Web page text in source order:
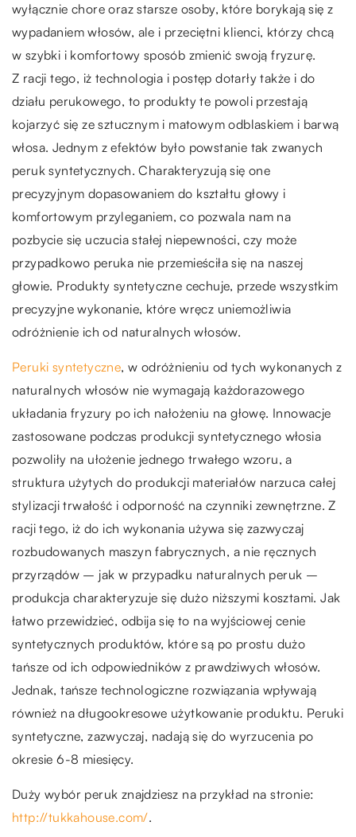
wyłącznie chore oraz starsze osoby, które borykają się z
wypadaniem włosów, ale i przeciętni klienci, którzy chcą
w szybki i komfortowy sposób zmienić swoją fryzurę.
Z racji tego, iż technologia i postęp dotarły także i do
działu perukowego, to produkty te powoli przestają
kojarzyć się ze sztucznym i matowym odblaskiem i barwą
włosa. Jednym z efektów było powstanie tak zwanych
peruk syntetycznych. Charakteryzują się one
precyzyjnym dopasowaniem do kształtu głowy i
komfortowym przyleganiem, co pozwala nam na
pozbycie się uczucia stałej niepewności, czy może
przypadkowo peruka nie przemieściła się na naszej
głowie. Produkty syntetyczne cechuje, przede wszystkim
precyzyjne wykonanie, które wręcz uniemożliwia
odróżnienie ich od naturalnych włosów.
Peruki syntetyczne, w odróżnieniu od tych wykonanych z
naturalnych włosów nie wymagają każdorazowego
układania fryzury po ich nałożeniu na głowę. Innowacje
zastosowane podczas produkcji syntetycznego włosia
pozwoliły na ułożenie jednego trwałego wzoru, a
struktura użytych do produkcji materiałów narzuca całej
stylizacji trwałość i odporność na czynniki zewnętrzne. Z
racji tego, iż do ich wykonania używa się zazwyczaj
rozbudowanych maszyn fabrycznych, a nie ręcznych
przyrządów – jak w przypadku naturalnych peruk –
produkcja charakteryzuje się dużo niższymi kosztami. Jak
łatwo przewidzieć, odbija się to na wyjściowej cenie
syntetycznych produktów, które są po prostu dużo
tańsze od ich odpowiedników z prawdziwych włosów.
Jednak, tańsze technologiczne rozwiązania wpływają
również na długookresowe użytkowanie produktu. Peruki
syntetyczne, zazwyczaj, nadają się do wyrzucenia po
okresie 6-8 miesięcy.
Duży wybór peruk znajdziesz na przykład na stronie:
http://tukkahouse.com/.